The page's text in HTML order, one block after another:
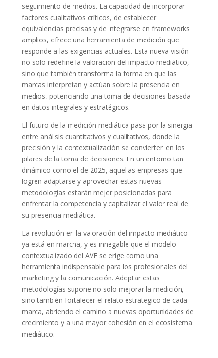
seguimiento de medios. La capacidad de incorporar
factores cualitativos críticos, de establecer
equivalencias precisas y de integrarse en frameworks
amplios, ofrece una herramienta de medición que
responde a las exigencias actuales. Esta nueva visión
no solo redefine la valoración del impacto mediático,
sino que también transforma la forma en que las
marcas interpretan y actúan sobre la presencia en
medios, potenciando una toma de decisiones basada
en datos integrales y estratégicos.
El futuro de la medición mediática pasa por la sinergia
entre análisis cuantitativos y cualitativos, donde la
precisión y la contextualización se convierten en los
pilares de la toma de decisiones. En un entorno tan
dinámico como el de 2025, aquellas empresas que
logren adaptarse y aprovechar estas nuevas
metodologías estarán mejor posicionadas para
enfrentar la competencia y capitalizar el valor real de
su presencia mediática.
La revolución en la valoración del impacto mediático
ya está en marcha, y es innegable que el modelo
contextualizado del AVE se erige como una
herramienta indispensable para los profesionales del
marketing y la comunicación. Adoptar estas
metodologías supone no solo mejorar la medición,
sino también fortalecer el relato estratégico de cada
marca, abriendo el camino a nuevas oportunidades de
crecimiento y a una mayor cohesión en el ecosistema
mediático.